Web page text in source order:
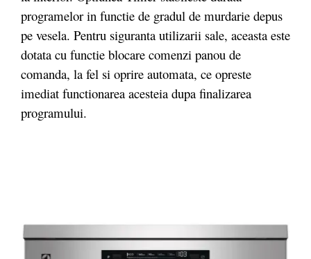
programelor in functie de gradul de murdarie depus
pe vesela. Pentru siguranta utilizarii sale, aceasta este
dotata cu functie blocare comenzi panou de
comanda, la fel si oprire automata, ce opreste
imediat functionarea acesteia dupa finalizarea
programului.